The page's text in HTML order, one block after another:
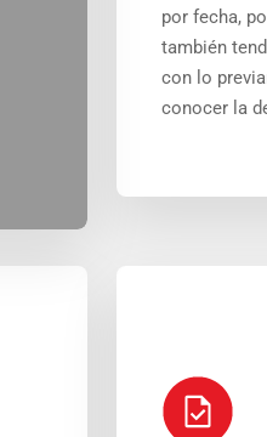
por fecha,
también
con lo
conocer la